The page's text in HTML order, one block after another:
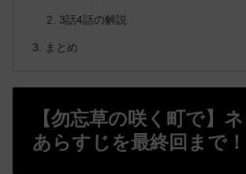
3話4話の解説
まとめ
【勿忘草の咲く町で】
あらすじを最終回まで！